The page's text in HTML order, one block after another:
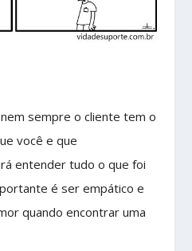
sempre o cliente tem o
você e que
entender tudo o que foi
é ser empático e
quando encontrar uma